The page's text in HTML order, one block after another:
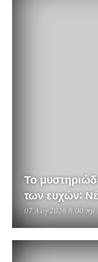
Το
των ευχών:
07 Αυγ 2026 8:00 πμ